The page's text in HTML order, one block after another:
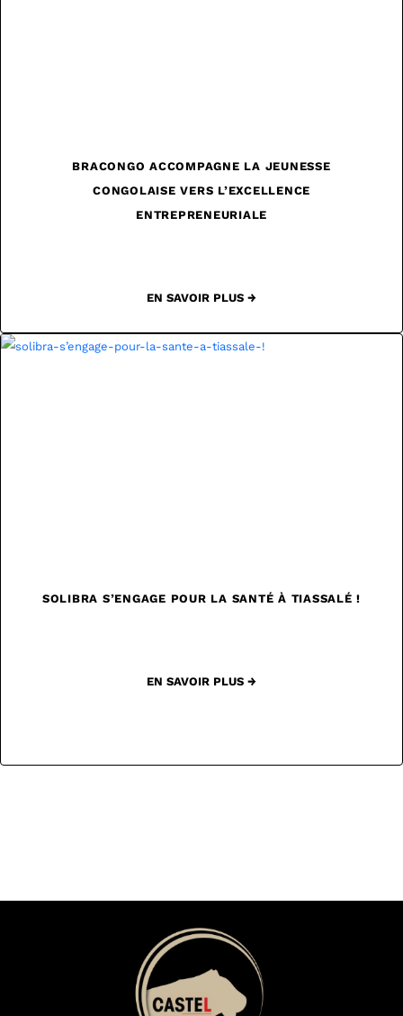
BRACONGO ACCOMPAGNE LA JEUNESSE
CONGOLAISE VERS L’EXCELLENCE
ENTREPRENEURIALE
EN SAVOIR PLUS →
SOLIBRA S’ENGAGE POUR LA SANTÉ À TIASSALÉ !
EN SAVOIR PLUS →